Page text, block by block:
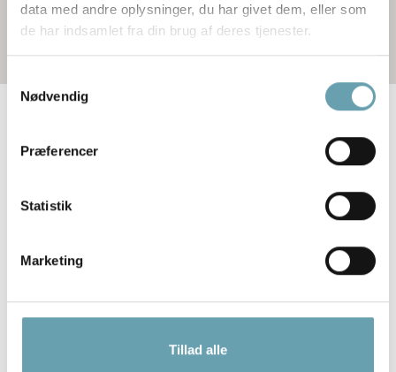
data med andre oplysninger, du har givet dem, eller som
de har indsamlet fra din brug af deres tjenester.
Nødvendig
Præferencer
Statistik
Marketing
Tillad alle
Find optiker butik
Resultater (
Nytorv 10
Hamm & Steenfeldt Optik Aps